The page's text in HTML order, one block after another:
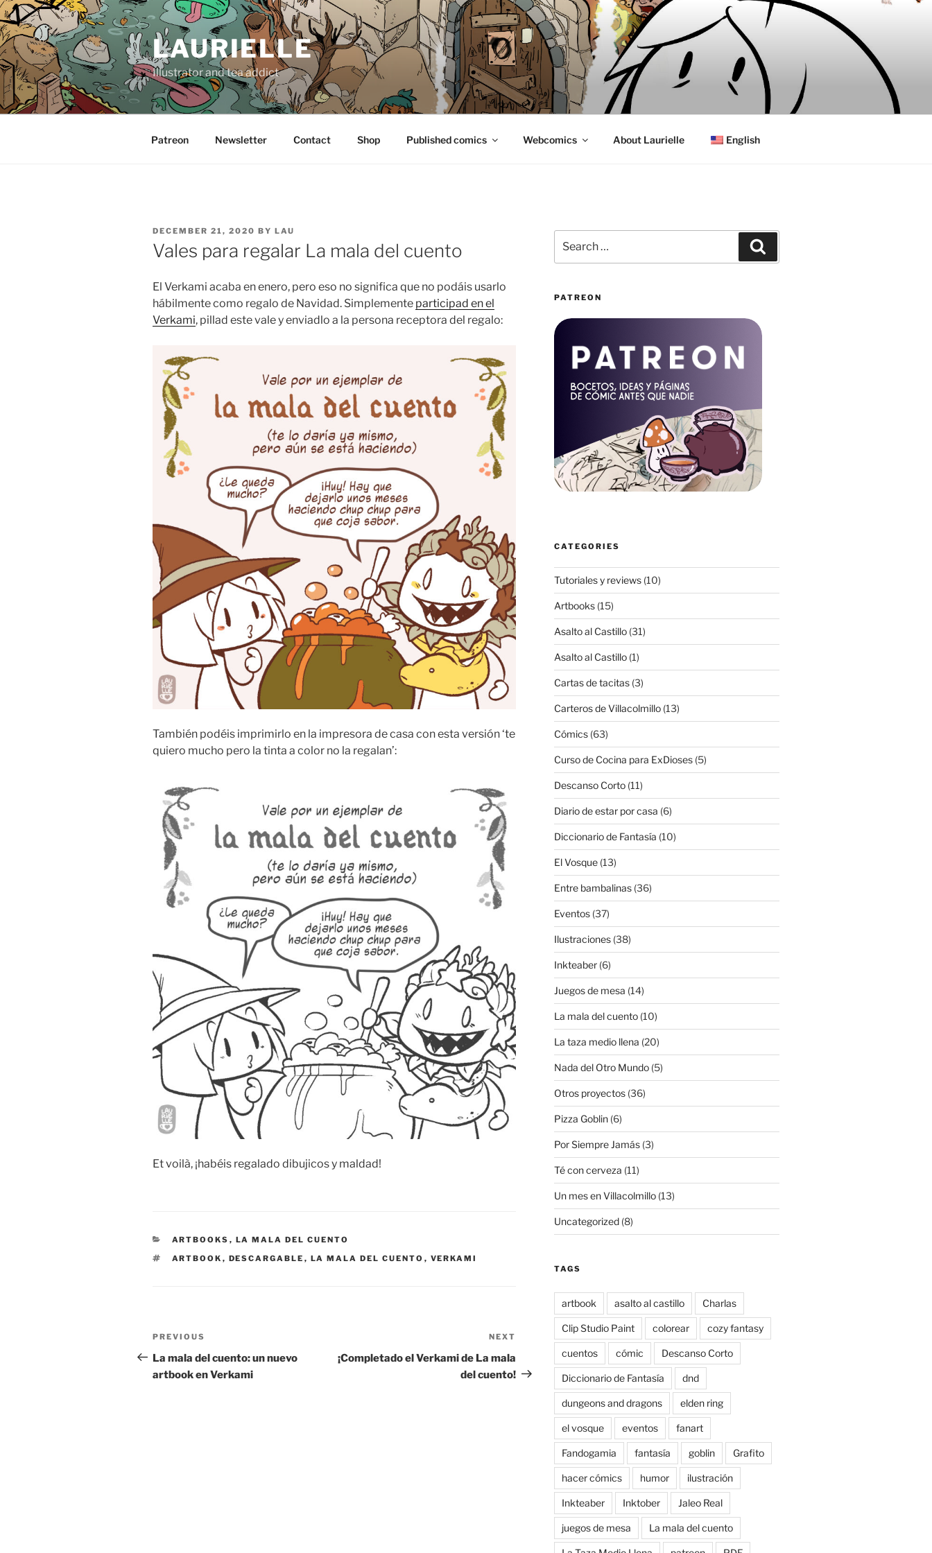
Skip
to
content
LAURIELLE
Illustrator and tea addict
Patreon Newsletter Contact Shop Published comics Webcomics About Laurielle English
POSTED
ON
DECEMBER 21, 2020 BY LAU
Vales para regalar La mala del cuento
El Verkami acaba en enero, pero eso no significa que no podáis usarlo
hábilmente como regalo de Navidad. Simplemente participad en el
Verkami, pillad este vale y enviadlo a la persona receptora del regalo:
También podéis imprimirlo en la impresora de casa con esta versión ‘te
quiero mucho pero la tinta a color no la regalan’:
Et voilà, ¡habéis regalado dibujicos y maldad!
CATEGORIES
ARTBOOKS , LA MALA DEL CUENTO
TAGS
ARTBOOK , DESCARGABLE , LA MALA DEL CUENTO , VERKAMI
Post
navigation
Previous
Post
PREVIOUS
La mala del cuento: un nuevo
artbook en Verkami
NEXT
¡Completado el Verkami de La mala
del cuento!
for:
PATREON
CATEGORIES
Tutoriales y reviews(10)
Artbooks(15)
Asalto al Castillo(31)
Asalto al Castillo(1)
Cartas de tacitas(3)
Carteros de Villacolmillo(13)
Cómics(63)
Curso de Cocina para ExDioses(5)
Descanso Corto(11)
Diario de estar por casa (6)
Diccionario de Fantasía (10)
El Vosque(13)
Entre bambalinas(36)
Eventos(37)
Ilustraciones(38)
Inkteaber(6)
Juegos de mesa (14)
La mala del cuento(10)
La taza medio llena (20)
Nada del Otro Mundo(5)
Otros proyectos(36)
Pizza Goblin(6)
Por Siempre Jamás(3)
Té con cerveza (11)
Un mes en Villacolmillo(13)
Uncategorized(8)
TAGS
artbook asalto al castillo Charlas
Clip Studio Paint colorear cozy fantasy
cuentos cómic Descanso Corto
Diccionario de Fantasía dnd
dungeons and dragons elden ring
el vosque eventos fanart
Fandogamia fantasía goblin Grafito
hacer cómics humor ilustración
Inkteaber Inktober Jaleo Real
juegos de mesa La mala del cuento